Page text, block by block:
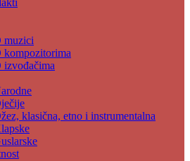
muzici
kompozitorima
izvođačima
klasična, etno i instrumentalna